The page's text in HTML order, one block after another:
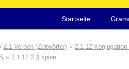
Startseite
2.1 Verben (Zeitwörter)
2.1.12 Konjugation
S 2.1.12.2.3 spien